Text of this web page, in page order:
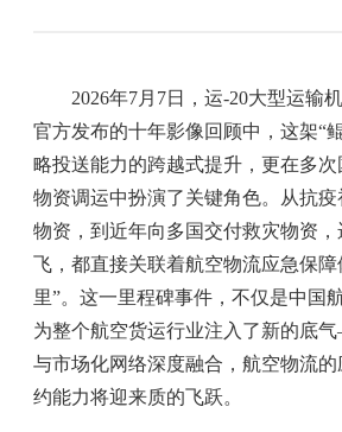
2026年7月7日，运-20大型运输
官方发布的十年影像回顾中，这架“
略投送能力的跨越式提升，更在多次
物资调运中扮演了关键角色。从抗
物资，到近年向多国交付救灾物资，
飞，都直接关联着航空物流应急保障
里”。这一里程碑事件，不仅是中国
为整个航空货运行业注入了新的底
与市场化网络深度融合，航空物流
约能力将迎来质的飞跃。